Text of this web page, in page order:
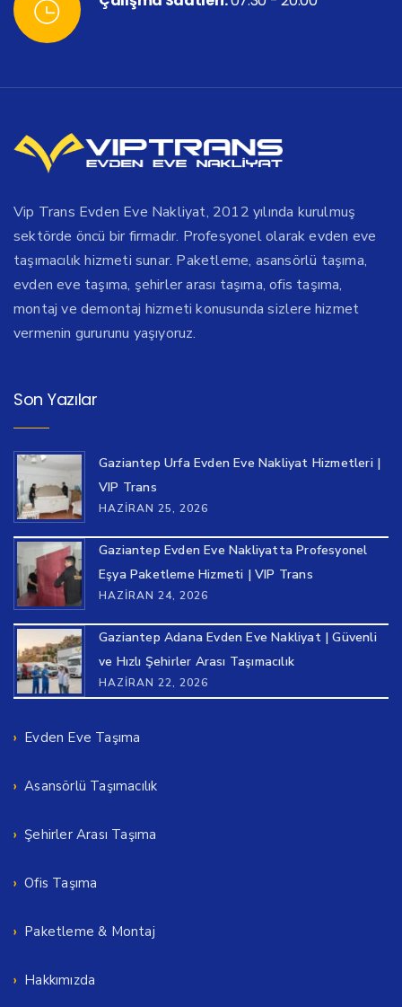
Vip Trans Evden Eve Nakliyat, 2012 yılında kurulmuş
sektörde öncü bir firmadır. Profesyonel olarak evden eve
taşımacılık hizmeti sunar. Paketleme, asansörlü taşıma,
evden eve taşıma, şehirler arası taşıma, ofis taşıma,
montaj ve demontaj hizmeti konusunda sizlere hizmet
vermenin gururunu yaşıyoruz.
Son Yazılar
Gaziantep Urfa Evden Eve Nakliyat Hizmetleri |
VIP Trans
HAZIRAN 25, 2026
Gaziantep Evden Eve Nakliyatta Profesyonel
Eşya Paketleme Hizmeti | VIP Trans
HAZIRAN 24, 2026
Gaziantep Adana Evden Eve Nakliyat | Güvenli
ve Hızlı Şehirler Arası Taşımacılık
HAZIRAN 22, 2026
Evden Eve Taşıma
Asansörlü Taşımacılık
Şehirler Arası Taşıma
Ofis Taşıma
Paketleme & Montaj
Hakkımızda